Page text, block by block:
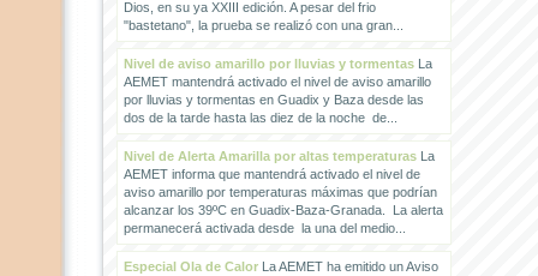
Dios, en su ya XXIII edición. A pesar del frio
"bastetano", la prueba se realizó con una gran...
Nivel de aviso amarillo por lluvias y tormentasLa
AEMET mantendrá activado el nivel de aviso amarillo
por lluvias y tormentas en Guadix y Baza desde las
dos de la tarde hasta las diez de la noche de...
Nivel de Alerta Amarilla por altas temperaturasLa
AEMET informa que mantendrá activado el nivel de
aviso amarillo por temperaturas máximas que podrían
alcanzar los 39ºC en Guadix-Baza-Granada. La alerta
permanecerá activada desde la una del medio...
Especial Ola de CalorLa AEMET ha emitido un Aviso